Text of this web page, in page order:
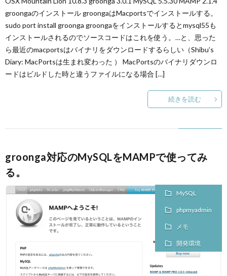
groongaのインストール groongaはMacportsでインストールする。
sudo port install groonga groongaをインストールするとmysql55も
インストールされるのでソースコードはこれを使う。…と、思った
ら最近のmacportsはバイナリをダウンロードするらしい（Shibu’s
Diary: MacPortsは生まれ変わった ） MacPortsのバイナリダウンロ
ードはビルドした時と違うファイルになる場合 […]
続きを読む
groonga対応のMySQLをMAMPで使ってみ
る。
MySQL
phpmyadmin
メモ
開発環境